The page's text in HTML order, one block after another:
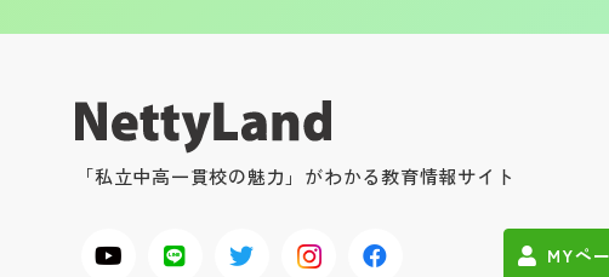
「私立中高一貫校の魅力」がわかる教育情報サイト
MYペ